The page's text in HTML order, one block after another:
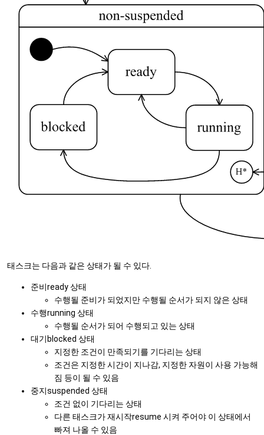
태스크는 다음과 같은 상태가 될 수 있다.
준비ready 상태
수행될 준비가 되었지만 수행될 순서가 되지 않은 상태
수행running 상태
수행될 순서가 되어 수행되고 있는 상태
대기blocked 상태
지정한 조건이 만족되기를 기다리는 상태
조건은 지정한 시간이 지나감, 지정한 자원이 사용 가능해
짐 등이 될 수 있음
중지suspended 상태
조건 없이 기다리는 상태
다른 태스크가 재시작resume 시켜 주어야 이 상태에서
빠져 나올 수 있음